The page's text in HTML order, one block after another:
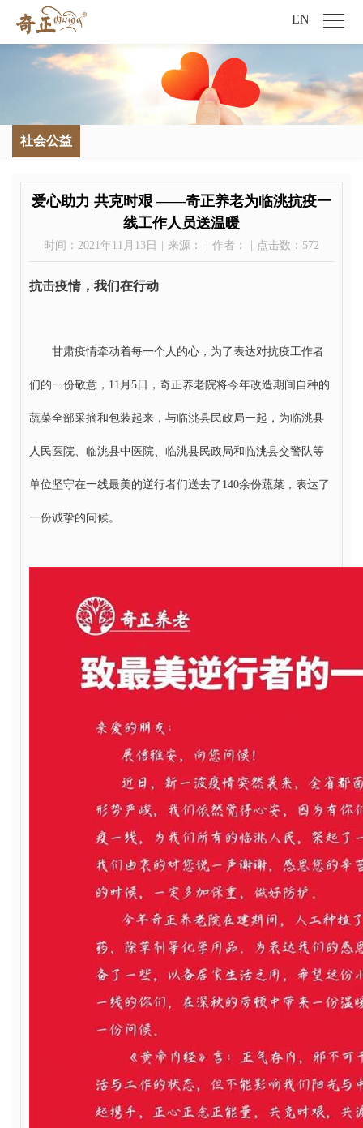
EN
社会公益
爱心助力 共克时艰 ——奇正养老为临洮抗疫一
线工作人员送温暖
时间：2021年11月13日 来源： 作者： 点击数： 572
抗击疫情，我们在行动
甘肃疫情牵动着每一个人的心，为了表达对抗疫工作者
们的一份敬意，11月5日，奇正养老院将今年改造期间自种的
蔬菜全部采摘和包装起来，与临洮县民政局一起，为临洮县
人民医院、临洮县中医院、临洮县民政局和临洮县交警队等
单位坚守在一线最美的逆行者们送去了140余份蔬菜，表达了
一份诚挚的问候。